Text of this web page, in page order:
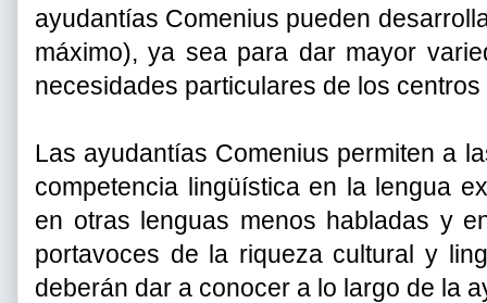
ayudantías Comenius pueden
máximo), ya sea para dar mayor
necesidades particulares de los
Las ayudantías Comenius permiten a
competencia lingüística en la lengua
en otras lenguas menos habladas y
portavoces de la riqueza cultural y
deberán dar a conocer a lo largo de la